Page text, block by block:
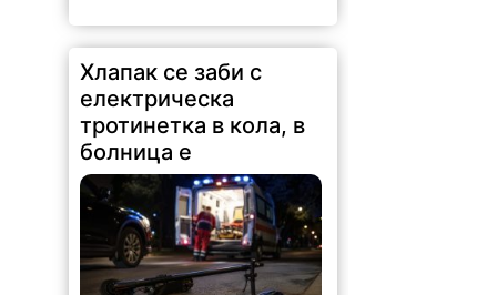
Хлапак се заби с
електрическа
тротинетка в кола, в
болница е